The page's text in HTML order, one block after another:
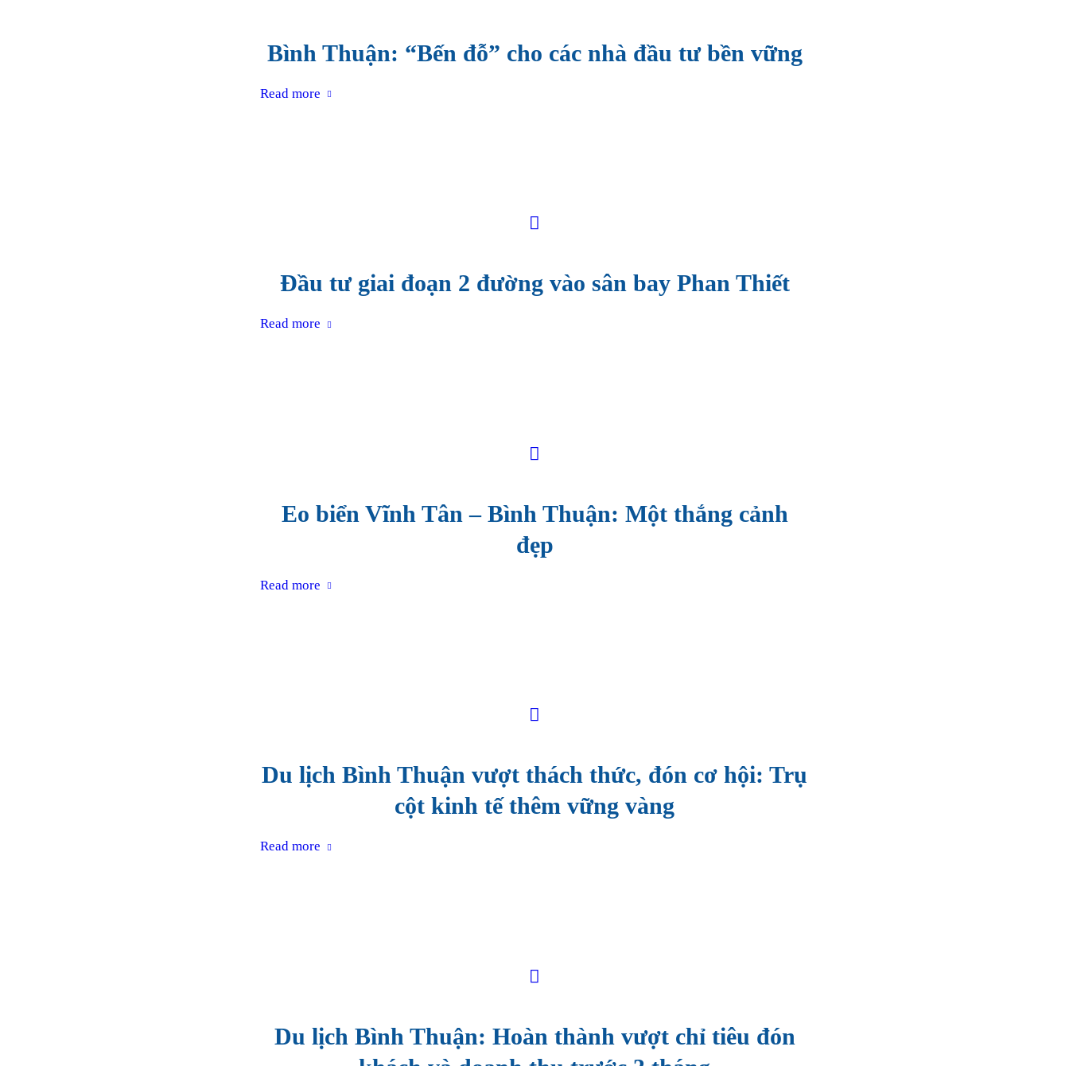
Bình Thuận: “Bến đỗ” cho các nhà đầu tư bền vững
Read more
Đầu tư giai đoạn 2 đường vào sân bay Phan Thiết
Read more
Eo biển Vĩnh Tân – Bình Thuận: Một thắng cảnh
đẹp
Read more
Du lịch Bình Thuận vượt thách thức, đón cơ hội: Trụ
cột kinh tế thêm vững vàng
Read more
Du lịch Bình Thuận: Hoàn thành vượt chỉ tiêu đón